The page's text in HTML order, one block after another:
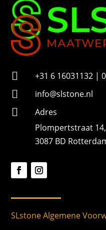
r
 +31 6 16031132 |
 info@slstone.nl

Adres
Plompertstraat 14,
3087 BD
SLstone Algemene